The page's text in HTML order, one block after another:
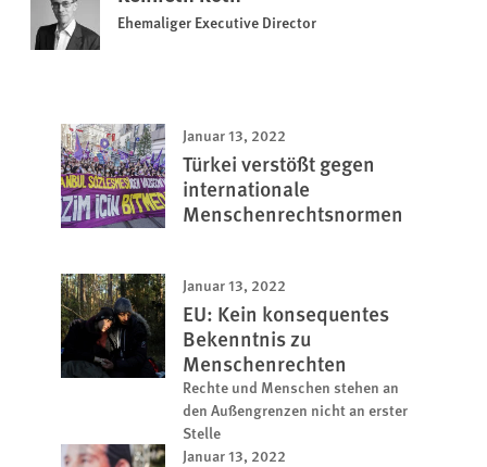
Ehemaliger Executive Director
Januar 13, 2022
Türkei verstößt gegen
internationale
Menschenrechtsnormen
Januar 13, 2022
EU: Kein konsequentes
Bekenntnis zu
Menschenrechten
Rechte und Menschen stehen an
den Außengrenzen nicht an erster
Stelle
Januar 13, 2022